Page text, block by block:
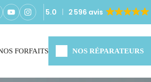
5.0 2 596 avis
FORFAITS NOS RÉPARATEURS